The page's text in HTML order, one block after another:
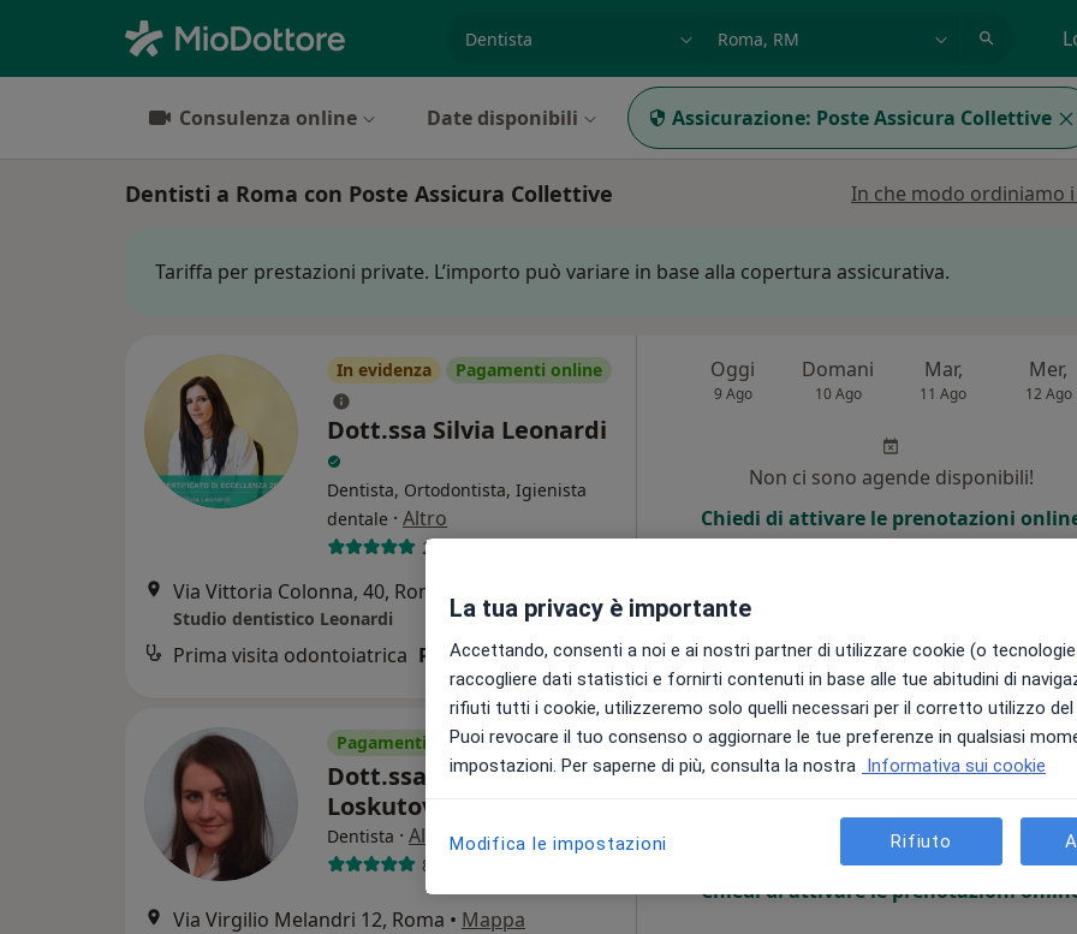
Consulenza online Date disponibili Assicurazione: Poste Assicura Collettive
Dentisti a Roma con Poste Assicura Collettive In che modo ordiniamo
Tariffa per prestazioni private. L’importo può variare in base alla copertura assicurativa.
In evidenza Pagamenti online
Dott.ssa Silvia Leonardi
Dentista, Ortodontista, Igienista
dentale · Altro
268 recensioni
Via Vittoria Colonna, 40, Roma
Studio dentistico Leonardi
Prima visita odontoiatrica Prestazione gratuita
Oggi
9 Ago
Domani
10 Ago
Mar,
11 Ago
Mer,
12 Ago
Non ci sono agende disponibili!
Chiedi di attivare le prenotazioni
Pagamenti online
Dott.ssa Ekaterina
Loskutova
Dentista · Altro
84 recensioni
Via Virgilio Melandri 12, Roma • Mappa
Oggi
9 Ago
Domani
10 Ago
Mar,
11 Ago
Mer,
12 Ago
Non ci sono agende disponibili!
Chiedi di attivare le prenotazioni
La tua privacy è importante
Accettando, consenti a noi e ai nostri partner di utilizzare cookie (o
raccogliere dati statistici e fornirti contenuti in base alle tue abitudini di
rifiuti tutti i cookie, utilizzeremo solo quelli necessari per il corretto utilizzo
Puoi revocare il tuo consenso o aggiornare le tue preferenze in qualsiasi
impostazioni. Per saperne di più, consulta la nostra Informativa sui cookie
Modifica le impostazioni Rifiuto